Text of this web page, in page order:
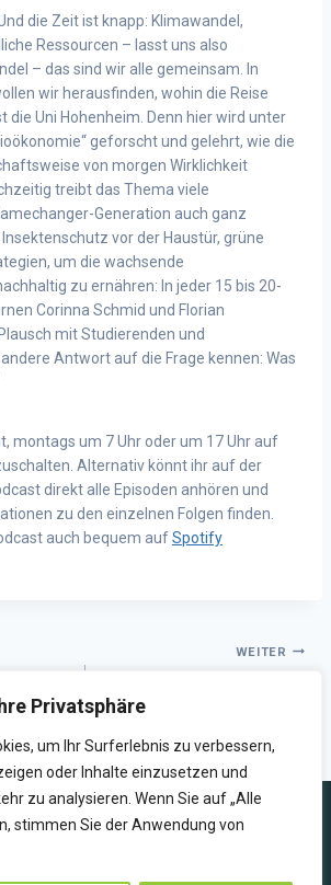
Privatsphäre
um Ihr Surferlebnis zu verbessern,
oder Inhalte einzusetzen und
zu analysieren. Wenn Sie auf „Alle
stimmen Sie der Anwendung von
die Zeit ist knapp: Klimawandel,
Ressourcen – lasst uns also
– das sind wir alle gemeinsam. In
wir herausfinden, wohin die Reise
die Uni Hohenheim. Denn hier wird unter
geforscht und gelehrt, wie die
von morgen Wirklichkeit
treibt das Thema viele
Generation auch ganz
vor der Haustür, grüne
um die wachsende
zu ernähren: In jeder 15 bis 20-
Corinna Schmid und Florian
mit Studierenden und
Antwort auf die Frage kennen: Was
montags um 7 Uhr oder um 17 Uhr auf
Alternativ könnt ihr auf der
direkt alle Episoden anhören und
zu den einzelnen Folgen finden.
auch bequem aufSpotify
WEITER
Die International Summer